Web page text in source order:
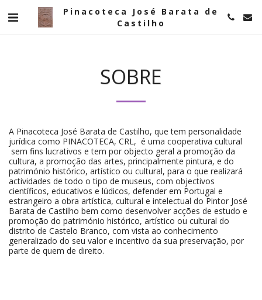
Pinacoteca José Barata de
Castilho
SOBRE
A Pinacoteca José Barata de Castilho, que tem personalidade
jurídica como PINACOTECA, CRL, é uma cooperativa cultural
sem fins lucrativos e tem por objecto geral a promoção da
cultura, a promoção das artes, principalmente pintura, e do
património histórico, artístico ou cultural, para o que realizará
actividades de todo o tipo de museus, com objectivos
científicos, educativos e lúdicos, defender em Portugal e
estrangeiro a obra artística, cultural e intelectual do Pintor José
Barata de Castilho bem como desenvolver acções de estudo e
promoção do património histórico, artístico ou cultural do
distrito de Castelo Branco, com vista ao conhecimento
generalizado do seu valor e incentivo da sua preservação, por
parte de quem de direito.